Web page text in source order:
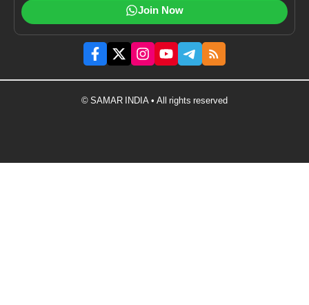
Join Now
© SAMAR INDIA • All rights reserved